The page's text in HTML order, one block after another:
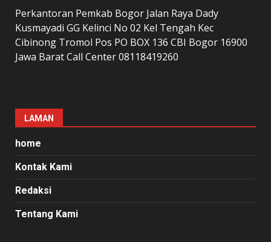
Perkantoran Pemkab Bogor Jalan Raya Dady
Kusmayadi GG Kelinci No 02 Kel Tengah Kec
Cibinong Tromol Pos PO BOX 136 CBI Bogor 16900
Jawa Barat Call Center 08118419260
LAMAN
home
Kontak Kami
Redaksi
Tentang Kami